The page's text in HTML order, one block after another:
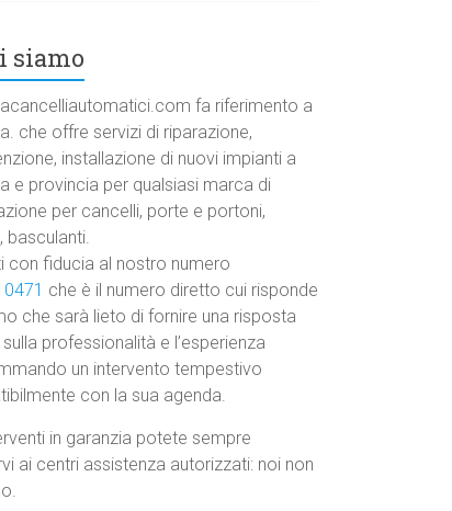
siamo
fa riferimento a
che offre servizi di riparazione,
installazione di nuovi impianti a
e provincia per qualsiasi marca di
per cancelli, porte e portoni,
basculanti.
con fiducia al nostro numero
che è il numero diretto cui risponde
che sarà lieto di fornire una risposta
professionalità e l’esperienza
un intervento tempestivo
con la sua agenda.
in garanzia potete sempre
ai centri assistenza autorizzati: noi non